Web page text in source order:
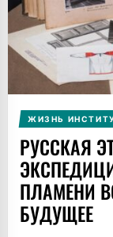
ЖИЗНЬ
РУССКАЯ
ПЛАМЕНИ
БУДУЩЕЕ